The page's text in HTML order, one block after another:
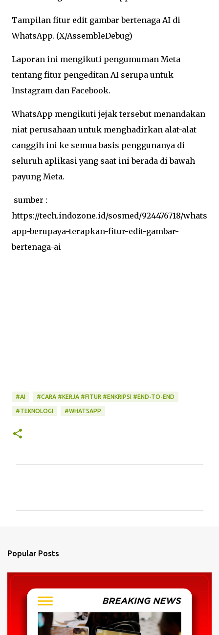
Tampilan fitur edit gambar bertenaga AI di
WhatsApp. (X/AssembleDebug)
Laporan ini mengikuti pengumuman Meta
tentang fitur pengeditan AI serupa untuk
Instagram dan Facebook.
WhatsApp mengikuti jejak tersebut menandakan
niat perusahaan untuk menghadirkan alat-alat
canggih ini ke semua basis penggunanya di
seluruh aplikasi yang saat ini berada di bawah
payung Meta.
sumber :
https://tech.indozone.id/sosmed/924476718/whats
app-berupaya-terapkan-fitur-edit-gambar-
bertenaga-ai
#AI #CARA #KERJA #FITUR #ENKRIPSI #END-TO-END
#TEKNOLOGI #WHATSAPP
s
Popular Posts